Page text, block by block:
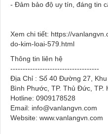
- Đảm bảo độ uy tín, đáng tin
Xem chi tiết: https://
do-kim-loai-579.html
Thông tin liên hệ
------------------------------------
Địa Chỉ : Số 40 Đường 27,
Bình Phước, TP. Thủ Đức, TP.
Hotline: 0909178528
Email: info@vanlangvn.com
Website: www.vanlangvn.com